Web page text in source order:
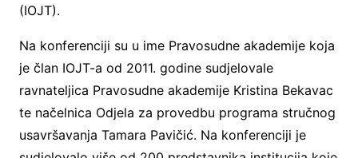
(IOJT).
Na konferenciji su u ime Pravosudne akademije koja
je član IOJT-a od 2011. godine sudjelovale
ravnateljica Pravosudne akademije Kristina Bekavac
te načelnica Odjela za provedbu programa stručnog
usavršavanja Tamara Pavičić. Na konferenciji je